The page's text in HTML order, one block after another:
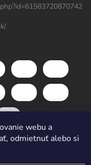
webu a
odmietnuť alebo si